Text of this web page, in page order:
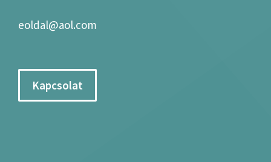
eoldal@aol.com
Kapcsolat